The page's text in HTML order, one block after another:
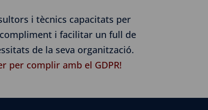
i tècnics capacitats per
i facilitar un full de
de la seva organització.
per complir amb el GDPR!